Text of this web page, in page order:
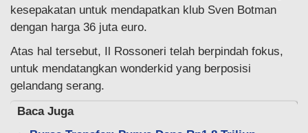
kesepakatan untuk mendapatkan klub Sven Botman
dengan harga 36 juta euro.
Atas hal tersebut, Il Rossoneri telah berpindah fokus,
untuk mendatangkan wonderkid yang berposisi
gelandang serang.
Baca Juga